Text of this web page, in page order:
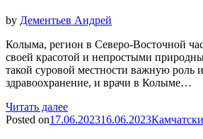
by Дементьев Андрей
Колыма, регион в Северо-Восточной
своей красотой и непростыми
такой суровой местности важную роль
здравоохранение, и врачи в Колыме…
Читать далее
Posted on17.06.202316.06.2023